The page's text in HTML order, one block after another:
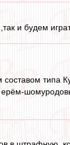
и будем
типа
ерём-